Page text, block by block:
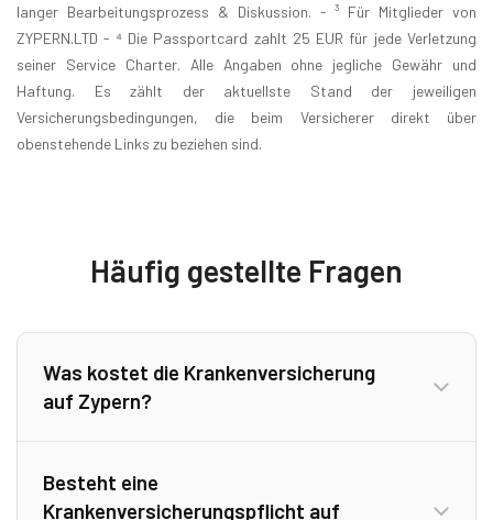
langer Bearbeitungsprozess & Diskussion. - ³ Für Mitglieder von
ZYPERN.LTD - ⁴ Die Passportcard zahlt 25 EUR für jede Verletzung
seiner Service Charter. Alle Angaben ohne jegliche Gewähr und
Haftung. Es zählt der aktuellste Stand der jeweiligen
Versicherungsbedingungen, die beim Versicherer direkt über
obenstehende Links zu beziehen sind.
Häufig gestellte Fragen
Was kostet die Krankenversicherung
auf Zypern?
Besteht eine
Krankenversicherungspflicht auf